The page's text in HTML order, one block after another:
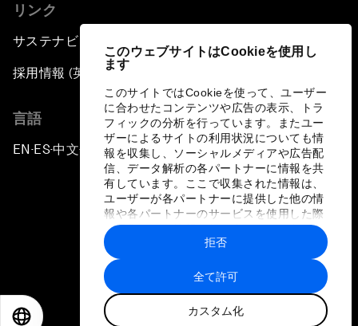
このウェブサイトはCookieを使用し
ます
このサイトではCookieを使って、ユーザー
に合わせたコンテンツや広告の表示、トラ
フィックの分析を行っています。またユー
ザーによるサイトの利用状況についても情
報を収集し、ソーシャルメディアや広告配
信、データ解析の各パートナーに情報を共
有しています。ここで収集された情報は、
ユーザーが各パートナーに提供した他の情
報や各パートナーのサービスを使用した際
に収集された情報と組み合わされ、各パー
トナーによって使用されることがありま
す。
全て許可
カスタム化
拒否
リンク
サステナビリティへの取り組み
採用情報 (英語のみ)
言語
EN ▪ES▪中文▪ 日本語
プライバシーポリシーと利用規約
サイトマップ
©
世界経済フォーラム